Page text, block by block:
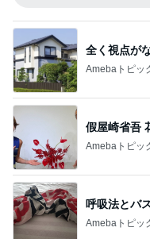
全く視点が
Amebaトピッ
假屋崎省吾
Amebaトピッ
呼吸法とバ
Amebaトピッ